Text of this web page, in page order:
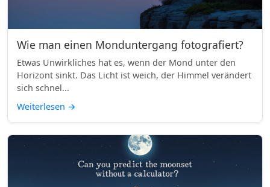
Wie man einen Monduntergang fotografiert?
Etwas Unwirkliches hat es, wenn der Mond unter den
Horizont sinkt. Das Licht ist weich, der Himmel verändert
sich schnel...
Weiterlesen →